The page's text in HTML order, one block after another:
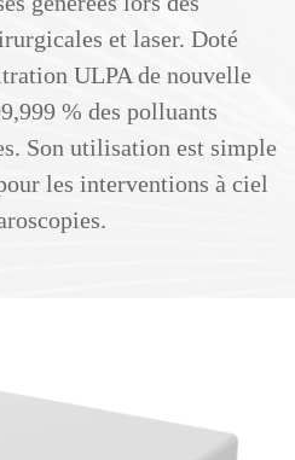
et laser. Doté
ULPA de nouvelle
% des polluants
Son utilisation est simple
les interventions à ciel